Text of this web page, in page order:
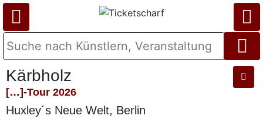
Kärbholz
[…]-Tour 2026
Huxley´s Neue Welt, Berlin